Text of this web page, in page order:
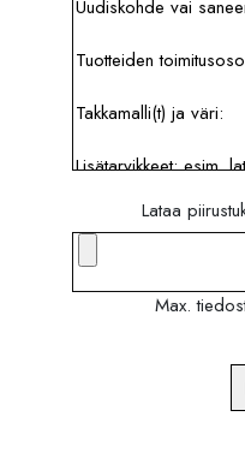
Lataa
Max.